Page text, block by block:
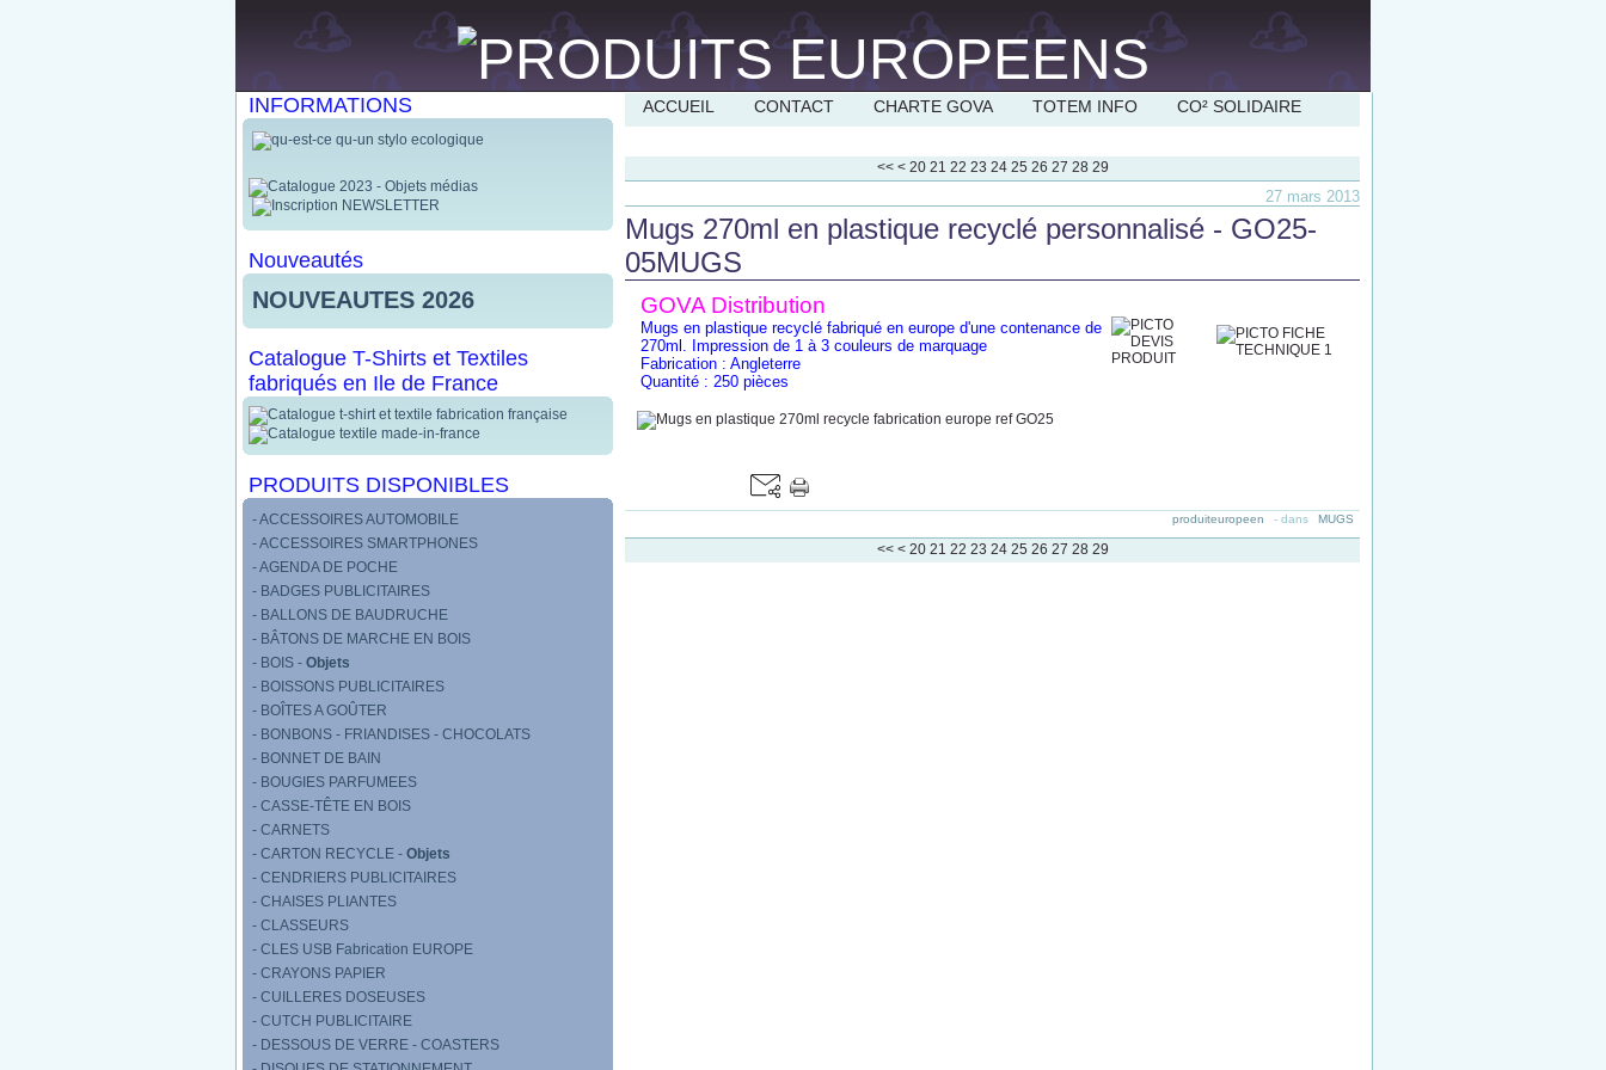
INFORMATIONS
Nouveautés
NOUVEAUTES 2026
Catalogue T-Shirts et Textiles
fabriqués en Ile de France
PRODUITS DISPONIBLES
- ACCESSOIRES AUTOMOBILE
- ACCESSOIRES SMARTPHONES
- AGENDA DE POCHE
- BADGES PUBLICITAIRES
- BALLONS DE BAUDRUCHE
- BÂTONS DE MARCHE EN BOIS
- BOIS - Objets
- BOISSONS PUBLICITAIRES
- BOÎTES A GOÛTER
- BONBONS - FRIANDISES - CHOCOLATS
- BONNET DE BAIN
- BOUGIES PARFUMEES
- CASSE-TÊTE EN BOIS
- CARNETS
- CARTON RECYCLE - Objets
- CENDRIERS PUBLICITAIRES
- CHAISES PLIANTES
- CLASSEURS
- CLES USB Fabrication EUROPE
- CRAYONS PAPIER
- CUILLERES DOSEUSES
- CUTCH PUBLICITAIRE
- DESSOUS DE VERRE - COASTERS
ACCUEIL CONTACT CHARTE GOVA TOTEM INFO CO² SOLIDAIRE
<< < 10
20 21 22 23 24 25 26 27 28 29
27 mars 2013
Mugs 270ml en plastique recyclé personnalisé - GO25-
05MUGS
GOVA Distribution
Mugs en plastique recyclé fabriqué en europe d'une contenance de
270ml. Impression de 1 à 3 couleurs de marquage
Fabrication : Angleterre
Quantité : 250 pièces
produiteuropeen - dans MUGS
<< < 10
20 21 22 23 24 25 26 27 28 29